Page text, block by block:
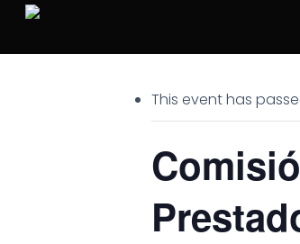
Skip
This event has